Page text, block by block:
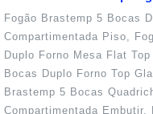
Fogão Brastemp 5 Bocas
Compartimentada Piso,
Duplo Forno Mesa Flat
Bocas Duplo Forno Top
Brastemp 5 Bocas
Compartimentada Embutir,